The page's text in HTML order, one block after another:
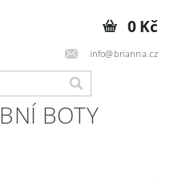
info@brianna.cz
0 Kč
BOTY